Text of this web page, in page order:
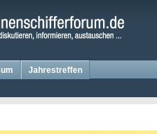
Jahrestreffen